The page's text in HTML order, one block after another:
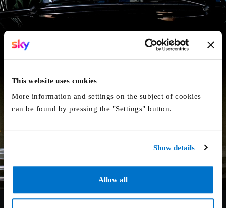
This website uses cookies
More information and settings on the subject of cookies
can be found by pressing the "Settings" button.
Show details
Allow all
7/10 2017 98 min Komödie